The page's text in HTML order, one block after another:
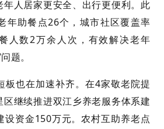
人居家更安全、出行更便利。此
年助餐点26个，城市社区覆盖率
人数2万余人次，有效解决老年
题。
板也在加速补齐。在4家敬老院提
区继续推进双江乡养老服务体系建
设资金150万元。农村互助养老点